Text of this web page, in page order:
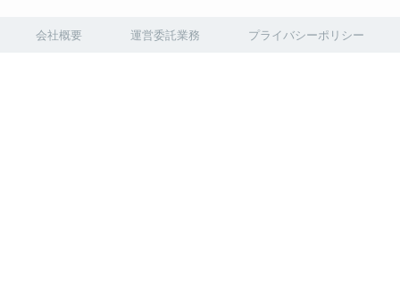
会社概要 運営委託業務 プライバシーポリシー